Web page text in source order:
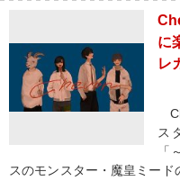
に
レ
ス
「
スのモンスター・魔皇ミー